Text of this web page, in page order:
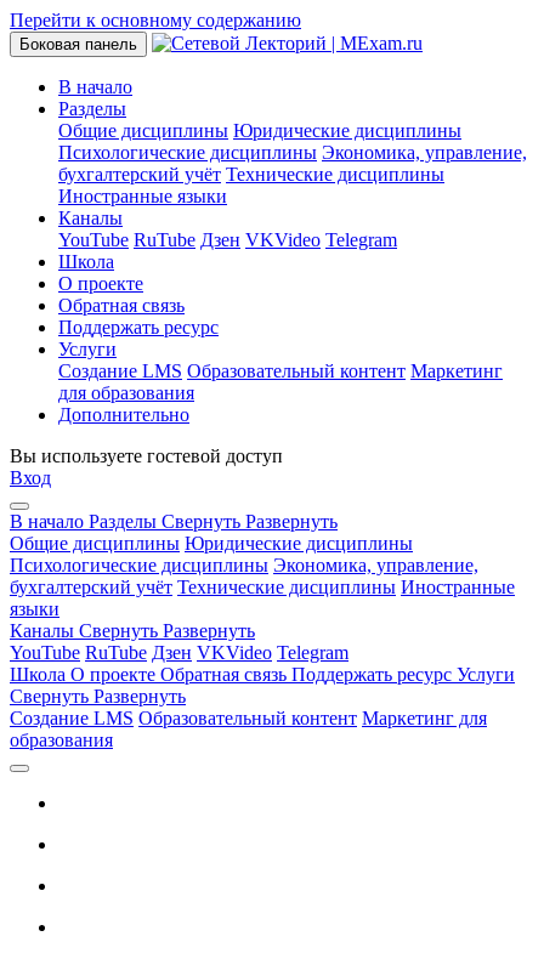
Перейти к основному содержанию
Боковая панель
В начало
Разделы
Общие дисциплины Юридические дисциплины
Психологические дисциплины Экономика, управление,
бухгалтерский учёт Технические дисциплины
Иностранные языки
Каналы
YouTube RuTube Дзен VKVideo Telegram
Школа
О проекте
Обратная связь
Поддержать ресурс
Услуги
Создание LMS Образовательный контент Маркетинг
для образования
Дополнительно
Вы используете гостевой доступ
Вход
В начало Разделы Свернуть Развернуть
Общие дисциплины Юридические дисциплины
Психологические дисциплины Экономика, управление,
бухгалтерский учёт Технические дисциплины Иностранные
языки
Каналы Свернуть Развернуть
YouTube RuTube Дзен VKVideo Telegram
Школа О проекте Обратная связь Поддержать ресурс Услуги
Свернуть Развернуть
Создание LMS Образовательный контент Маркетинг для
образования